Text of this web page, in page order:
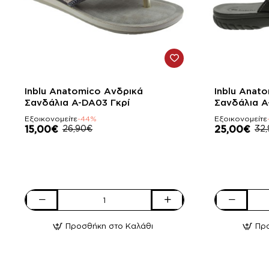
-44%
Inblu Anatomico Ανδρικά
Σανδάλια A-DA03 Γκρί
Εξοικονομείτε-44%
15,00€ 26,90€
Inblu
Ανδρικά Προσθήκη στο Καλάθι
-24%
Inblu
Σανδάλια
Εξοικονομείτε
25,00€
Inblu
Ανδρικά